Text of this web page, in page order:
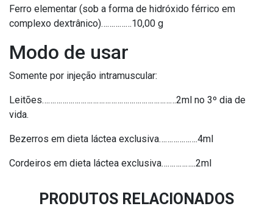
Ferro elementar (sob a forma de hidróxido férrico em
complexo dextrânico)……………10,00 g
Modo de usar
Somente por injeção intramuscular:
Leitões…………………………………………………………2ml no 3º dia de
vida.
Bezerros em dieta láctea exclusiva……………….4ml
Cordeiros em dieta láctea exclusiva……………..2ml
PRODUTOS RELACIONADOS